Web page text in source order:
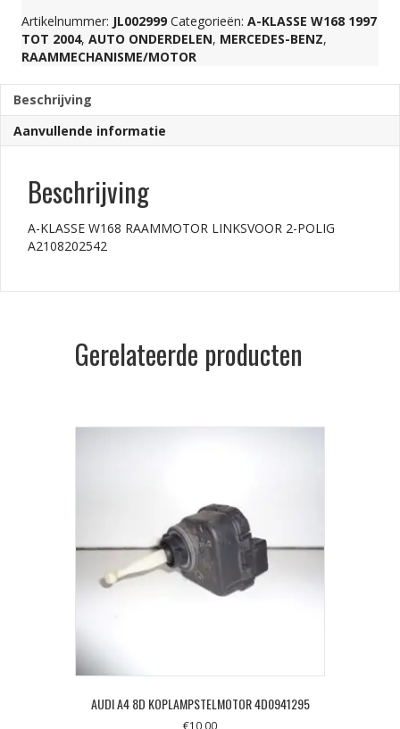
POLIG
A2108202542
aantal
Artikelnummer: JL002999 Categorieën: A-KLASSE W168 1997
TOT 2004, AUTO ONDERDELEN, MERCEDES-BENZ,
RAAMMECHANISME/MOTOR
Beschrijving
Aanvullende informatie
Beschrijving
A-KLASSE W168 RAAMMOTOR LINKSVOOR 2-POLIG
A2108202542
Gerelateerde producten
AUDI A4 8D KOPLAMPSTELMOTOR 4D0941295